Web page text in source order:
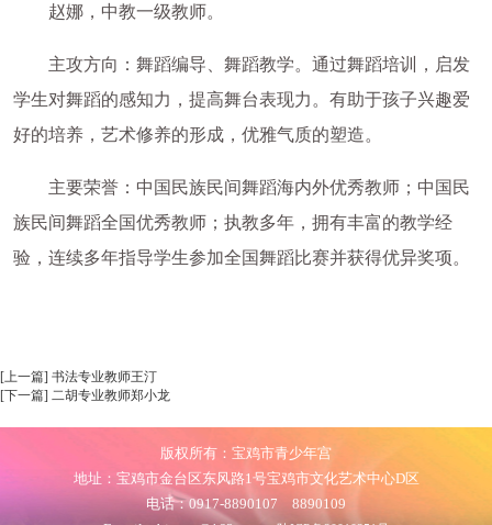
赵娜，中教一级教师。
主攻方向：舞蹈编导、舞蹈教学。通过舞蹈培训，启发
学生对舞蹈的感知力，提高舞台表现力。有助于孩子兴趣爱
好的培养，艺术修养的形成，优雅气质的塑造。
主要荣誉：中国民族民间舞蹈海内外优秀教师；中国民
族民间舞蹈全国优秀教师；执教多年，拥有丰富的教学经
验，连续多年指导学生参加全国舞蹈比赛并获得优异奖项。
[上一篇] 书法专业教师王汀
[下一篇] 二胡专业教师郑小龙
版权所有：宝鸡市青少年宫
地址：宝鸡市金台区东风路1号宝鸡市文化艺术中心D区
电话：0917-8890107 8890109